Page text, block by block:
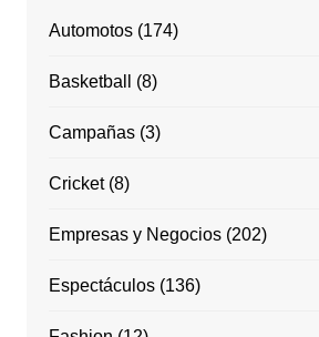
Automotos(174)
Basketball (8)
Campañas(3)
Cricket(8)
Empresas y Negocios(202)
Espectáculos(136)